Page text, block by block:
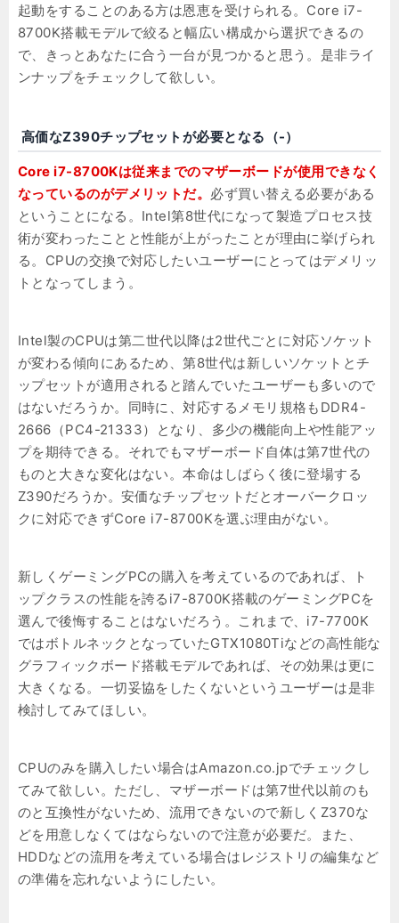
起動をすることのある方は恩恵を受けられる。Core i7-
8700K搭載モデルで絞ると幅広い構成から選択できるの
で、きっとあなたに合う一台が見つかると思う。是非ライ
ンナップをチェックして欲しい。
高価なZ390チップセットが必要となる（-）
Core i7-8700Kは従来までのマザーボードが使用できなく
なっているのがデメリットだ。 必ず買い替える必要がある
ということになる。Intel第8世代になって製造プロセス技
術が変わったことと性能が上がったことが理由に挙げられ
る。CPUの交換で対応したいユーザーにとってはデメリッ
トとなってしまう。
Intel製のCPUは第二世代以降は2世代ごとに対応ソケット
が変わる傾向にあるため、第8世代は新しいソケットとチ
ップセットが適用されると踏んでいたユーザーも多いので
はないだろうか。同時に、対応するメモリ規格もDDR4-
2666（PC4-21333）となり、多少の機能向上や性能アッ
プを期待できる。それでもマザーボード自体は第7世代の
ものと大きな変化はない。本命はしばらく後に登場する
Z390だろうか。安価なチップセットだとオーバークロッ
クに対応できずCore i7-8700Kを選ぶ理由がない。
新しくゲーミングPCの購入を考えているのであれば、ト
ップクラスの性能を誇るi7-8700K搭載のゲーミングPCを
選んで後悔することはないだろう。これまで、i7-7700K
ではボトルネックとなっていたGTX1080Tiなどの高性能な
グラフィックボード搭載モデルであれば、その効果は更に
大きくなる。一切妥協をしたくないというユーザーは是非
検討してみてほしい。
CPUのみを購入したい場合はAmazon.co.jpでチェックし
てみて欲しい。ただし、マザーボードは第7世代以前のも
のと互換性がないため、流用できないので新しくZ370な
どを用意しなくてはならないので注意が必要だ。また、
HDDなどの流用を考えている場合はレジストリの編集など
の準備を忘れないようにしたい。